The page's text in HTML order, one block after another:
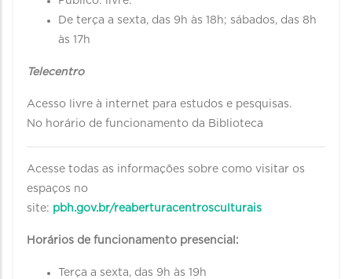
De terça a sexta, das 9h às 18h; sábados, das 8h
às 17h
Telecentro
Acesso livre à internet para estudos e pesquisas.
No horário de funcionamento da Biblioteca
Acesse todas as informações sobre como visitar os
espaços no
site: pbh.gov.br/reaberturacentrosculturais
Horários de funcionamento presencial:
Terça a sexta, das 9h às 19h